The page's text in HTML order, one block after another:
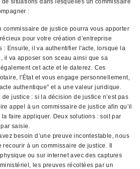
situations dans lesquelles un commissaire
:
commissaire de justice pourra vous apporter
pour votre création d’entreprise
: Ensuite, il va authentifier l'acte, lorsque la
il va apposer son sceau ainsi que sa
cet acte et le daterez. Ces
l'État et vous engage personnellement,
authentique" et a une valeur juridique.
de justice : si la décision de justice n’est pas
appel à un commissaire de justice afin qu’il
faire appliquer. Deux solutions : soit par
saisie.
besoin d’une preuve incontestable, nous
à un commissaire de justice. Il
ou sur internet avec des captures
les preuves récoltées par un